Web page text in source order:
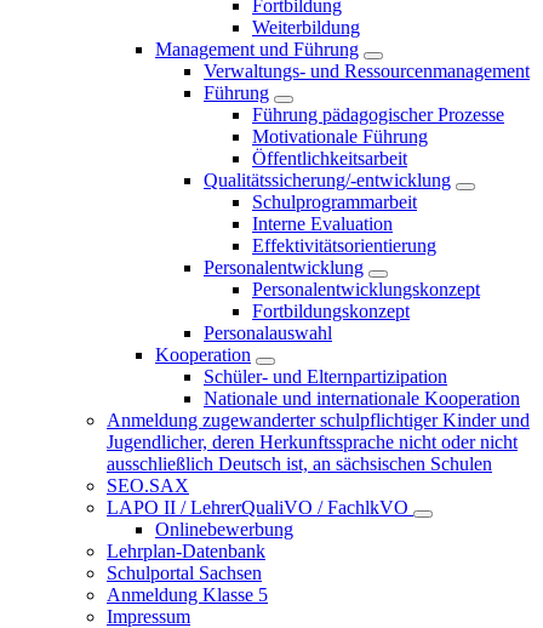
Fortbildung
Weiterbildung
Management und Führung
Verwaltungs- und Ressourcenmanagement
Führung
Führung pädagogischer Prozesse
Motivationale Führung
Öffentlichkeitsarbeit
Qualitätssicherung/-entwicklung
Schulprogrammarbeit
Interne Evaluation
Effektivitätsorientierung
Personalentwicklung
Personalentwicklungskonzept
Fortbildungskonzept
Personalauswahl
Kooperation
Schüler- und Elternpartizipation
Nationale und internationale Kooperation
Anmeldung zugewanderter schulpflichtiger Kinder und
Jugendlicher, deren Herkunftssprache nicht oder nicht
ausschließlich Deutsch ist, an sächsischen Schulen
SEO.SAX
LAPO II / LehrerQualiVO / FachlkVO
Onlinebewerbung
Lehrplan-Datenbank
Schulportal Sachsen
Anmeldung Klasse 5
Impressum